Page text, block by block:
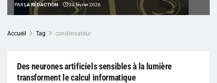
PARLA RÉDACTION 23 février 2026
Accueil Tag condensateur
Des neurones artificiels sensibles à la lumière
transforment le calcul informatique